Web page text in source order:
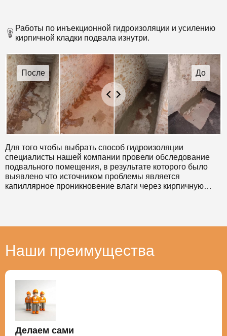
выбран метод распыления с применением
полиуретановой смолы Sika® Injection-201. Методом
состав обладает повышенной текучестью, в результате
чего были заполнены все мельчайшие дефекты и
микротрещины. Данный способ обеспечивает
продолжительный срок службы такой защиты и о
протечках в деформационных швах можно будет забыть
на долгие годы.
Объём холодных швов составил 900 м., все работы по
устранению протечек в деформационных швах были
проведены с использованием полиуретановой смолы с
гарантией на 2 года.
Мы предоставили заказчику качественно выполненную
работу, выполненную в кратчайшие сроки, которой
остались довольны.
Работы по инъекционной гидроизоляции и усилению
кирпичной кладки подвала изнутри.
Для того чтобы выбрать способ гидроизоляции
специалисты нашей компании провели обследование
подвального помещения, в результате которого было
выявлено что источником проблемы является
капиллярное проникновение влаги через кирпичную
короткие сроки и без остановки работы здания был
компонентного гидроизоляционного материала.
работу, выполненную в кратчайшие сроки, которой
остались довольны.
Наши преимущества
Делаем сами